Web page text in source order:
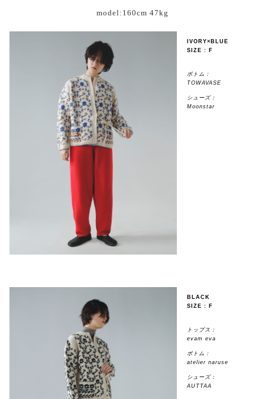
model:160cm 47kg
IVORY×BLUE
SIZE : F
ボトム：
TOWAVASE
シューズ：
Moonstar
BLACK
SIZE : F
トップス：
evam eva
ボトム：
atelier naruse
シューズ：
AUTTAA